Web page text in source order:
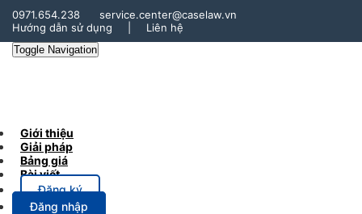
0971.654.238
service.center@caselaw.vn
Hướng dẫn sử dụng
Liên hệ
Toggle Navigation
Giới thiệu
Giải pháp
Bảng giá
Bài viết
Đăng ký
Đăng nhập